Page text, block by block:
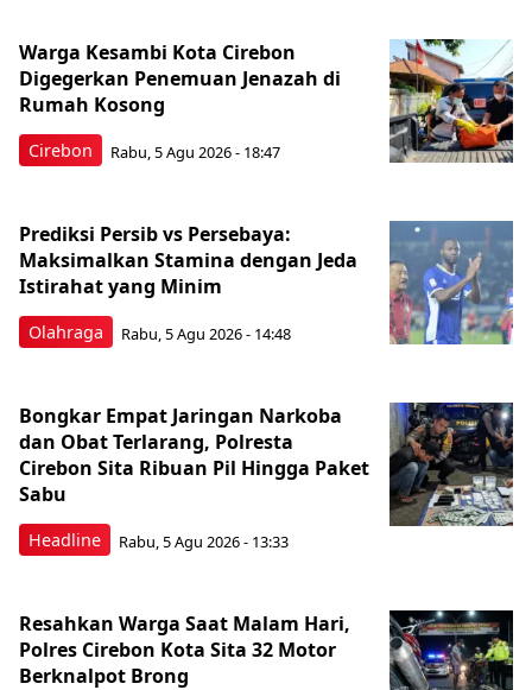
Cirebon
Warga Kesambi Kota Cirebon
Digegerkan Penemuan Jenazah di
Rumah Kosong
Rabu, 5 Agu 2026 - 18:47
Olahraga
Prediksi Persib vs Persebaya:
Maksimalkan Stamina dengan Jeda
Istirahat yang Minim
Rabu, 5 Agu 2026 - 14:48
Headline
Bongkar Empat Jaringan Narkoba
dan Obat Terlarang, Polresta
Cirebon Sita Ribuan Pil Hingga Paket
Sabu
Rabu, 5 Agu 2026 - 13:33
Resahkan Warga Saat Malam Hari,
Polres Cirebon Kota Sita 32 Motor
Berknalpot Brong